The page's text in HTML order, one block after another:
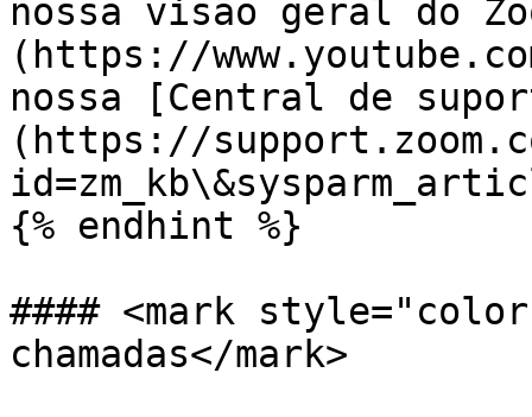
nossa visão geral do
(https://
nossa [Central de
(https://
{% endhint %}
#### <mark
chamadas</mark>